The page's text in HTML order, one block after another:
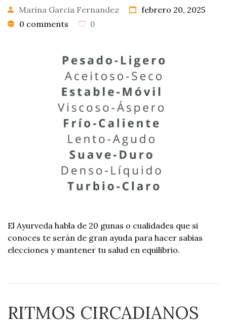
Marina Garcia Fernandez
febrero 20, 2025
0 comments
0
El Ayurveda habla de 20 gunas o cualidades que si
conoces te serán de gran ayuda para hacer sabias
elecciones y mantener tu salud en equilibrio.
RITMOS CIRCADIANOS